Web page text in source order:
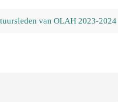
van OLAH 2023-2024